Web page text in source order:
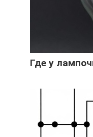
Где у